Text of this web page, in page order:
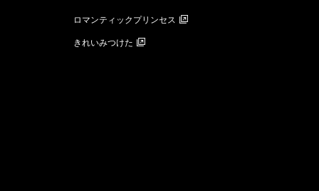
ロマンティックプリンセス
きれいみつけた